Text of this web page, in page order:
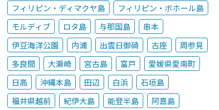
フィリピン・ディマクヤ島
フィリピン・ボホール島
モルディブ
ロタ島 与那国島
串本
伊豆海洋公園
内浦 出雲日御碕 古座
周参見
多良間
大瀬崎 宮古島 富戸
愛媛県愛南町
日高
沖縄本島 田辺 白浜
石垣島
福井県越前
紀伊大島 能登半島
阿嘉島